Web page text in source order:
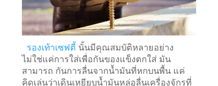
รองเท้าเซฟตี้ นั้นมีคุณสมบัติหลายอย่าง
ไม่ใช่แค่การใส่เพื่อกันของแข็งตกใส่ มัน
สามารถ กันการลื่นจากน้ำมันที่หกบนพื้น แค่
คิดเล่นว่าเดินเหยียบน้ำมันหล่อลื่นเครื่องจักรที่